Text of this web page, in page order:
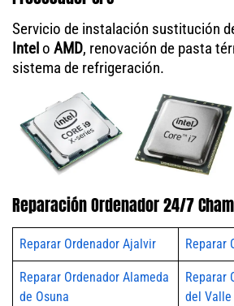
Servicio de instalación sustitución
Intelo AMD, renovación de pasta
sistema de refrigeración.
Reparación Ordenador 24/7
Reparar Ordenador Ajalvir Reparar
Reparar Ordenador Alameda
de Osuna
Reparar
del Valle